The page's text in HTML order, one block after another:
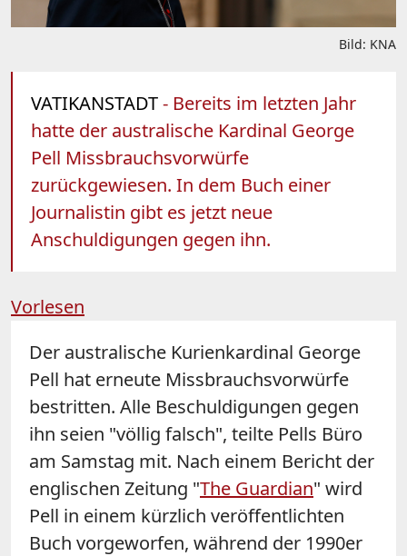
Bild: KNA
VATIKANSTADT- Bereits im letzten Jahr
hatte der australische Kardinal George
Pell Missbrauchsvorwürfe
zurückgewiesen. In dem Buch einer
Journalistin gibt es jetzt neue
Anschuldigungen gegen ihn.
Vorlesen
Der australische Kurienkardinal George
Pell hat erneute Missbrauchsvorwürfe
bestritten. Alle Beschuldigungen gegen
ihn seien "völlig falsch", teilte Pells Büro
am Samstag mit. Nach einem Bericht der
englischen Zeitung "The Guardian" wird
Pell in einem kürzlich veröffentlichten
Buch vorgeworfen, während der 1990er